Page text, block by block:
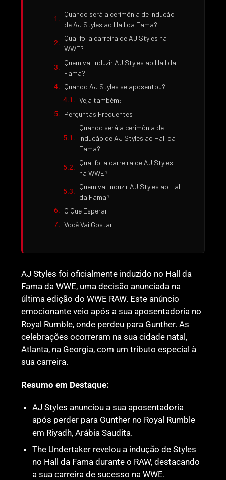
Quando será a cerimônia de indução
de AJ Styles ao Hall da Fama?
Qual foi a carreira de AJ Styles na
WWE?
Quem vai induzir AJ Styles ao Hall da
Fama?
Quando AJ Styles se aposentou?
Veja também:
Perguntas Frequentes
Quando será a cerimônia de
indução de AJ Styles ao Hall da
Fama?
Qual foi a carreira de AJ Styles
na WWE?
Quem vai induzir AJ Styles ao Hall
da Fama?
O Que Esperar
Você Vai Gostar
AJ Styles foi oficialmente induzido no Hall da
Fama da WWE, uma decisão anunciada na
última edição do WWE RAW. Este anúncio
emocionante veio após a sua aposentadoria no
Royal Rumble, onde perdeu para Gunther. As
celebrações ocorreram na sua cidade natal,
Atlanta, na Georgia, com um tributo especial à
sua carreira.
Resumo em Destaque:
AJ Styles anunciou a sua aposentadoria
após perder para Gunther no Royal Rumble
em Riyadh, Arábia Saudita.
The Undertaker revelou a indução de Styles
no Hall da Fama durante o RAW, destacando
a sua carreira de sucesso na WWE.